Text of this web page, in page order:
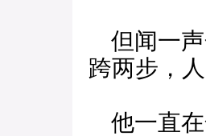
但闻一声
跨两步，
他一直在